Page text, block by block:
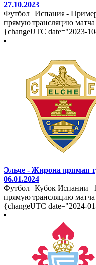
27.10.2023
Футбол | Испания -
прямую трансляцию
{changeUTC date="2023-
Эльче - Жирона прямая
06.01.2024
Футбол | Кубок Испании |
прямую трансляцию
{changeUTC date="2024-